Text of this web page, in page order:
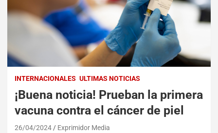
INTERNACIONALES ULTIMAS NOTICIAS
¡Buena noticia! Prueban la primera
vacuna contra el cáncer de piel
26/04/2024 Exprimidor Media